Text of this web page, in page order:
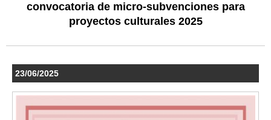
convocatoria de micro-subvenciones para
proyectos culturales 2025
23/06/2025